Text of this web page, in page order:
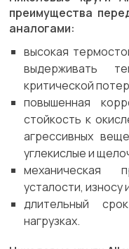
преимущества
аналогами:
высокая
выдерживать
критической
повышенная
стойкость к
агрессивных
углекислые и
механическая
усталости,
длительный
нагрузках.